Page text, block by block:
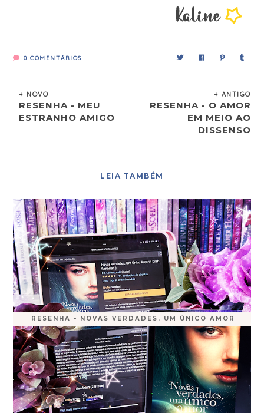
0 COMENTÁRIOS
+ NOVO
RESENHA - MEU
ESTRANHO AMIGO
+ ANTIGO
RESENHA - O AMOR
EM MEIO AO
DISSENSO
LEIA TAMBÉM
RESENHA - NOVAS VERDADES, UM ÚNICO AMOR